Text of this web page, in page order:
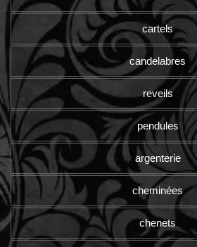
cartels
candelabres
reveils
pendules
argenterie
cheminées
chenets